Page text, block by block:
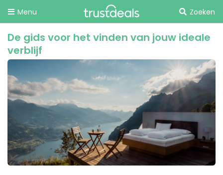
Menu Zoeken
De gids voor het vinden van jouw ideale
verblijf